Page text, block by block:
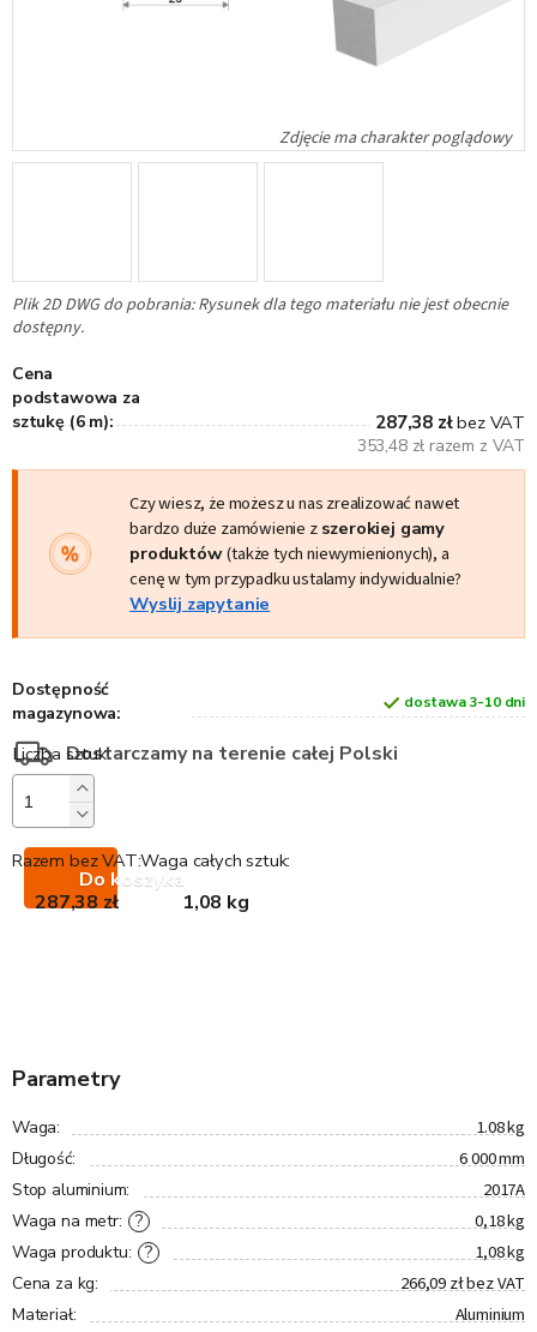
Plik 2D DWG do pobrania: Rysunek dla tego materiału nie jest obecnie
dostępny.
Cena
podstawowa za
sztukę (6 m):
287,38 złbez VAT
353,48 zł razem z VAT
Czy wiesz, że możesz u nas zrealizować nawet
bardzo duże zamówienie z szerokiej gamy
produktów(także tych niewymienionych), a
cenę w tym przypadku ustalamy indywidualnie?
Wyslij zapytanie
Dostępność
magazynowa:
dostawa 3-10 dni
Dostarczamy na terenie całej Polski
Do koszyka
Waga całych sztuk:
1,08 kg
Razem bez VAT:
287,38 zł
Parametry
Waga: 1.08 kg
Długość: 6 000 mm
Stop aluminium: 2017A
?
Waga na metr: 0,18 kg
?
Waga produktu: 1,08 kg
Cena za kg: 266,09 zł bez VAT
Materiał: Aluminium